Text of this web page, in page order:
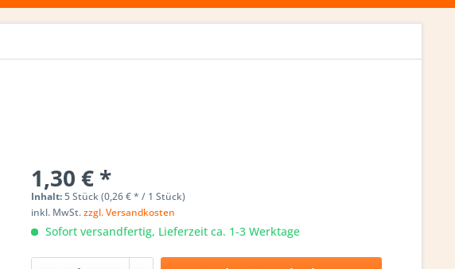
1,30 € *
Inhalt:5 Stück (0,26 € * / 1 Stück)
inkl. MwSt.zzgl. Versandkosten
Sofort versandfertig, Lieferzeit ca. 1-3 Werktage